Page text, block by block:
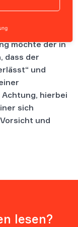
und
zu wehren.
möchte der in
dass der
und
hierbei
sich
und
lesen?